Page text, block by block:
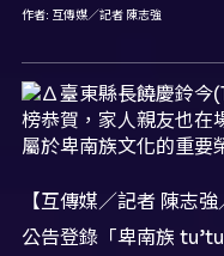
作者: 互傳媒／記者 陳志強
【互傳媒／記者 陳志
公告登錄「卑南族